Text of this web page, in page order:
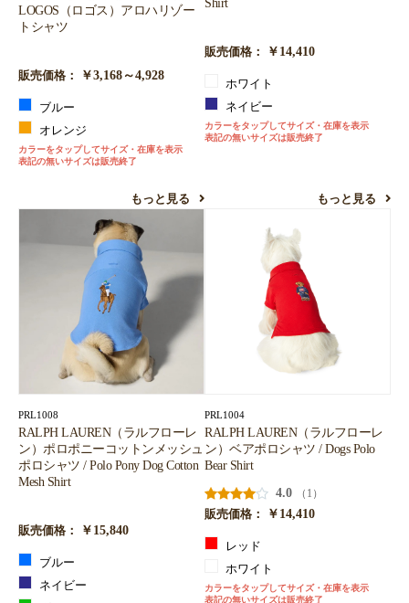
LOGOS（ロゴス）アロハリゾー
トシャツ
販売価格： ￥3,168～4,928
ブルー
オレンジ
カラーをタップしてサイズ・在庫を表示
表記の無いサイズは販売終了
もっと見る
Shirt
販売価格： ￥14,410
ホワイト
ネイビー
カラーをタップしてサイズ・在庫を表示
表記の無いサイズは販売終了
もっと見る
PRL1008
RALPH LAUREN（ラルフローレ
ン）ポロポニーコットンメッシュ
ポロシャツ / Polo Pony Dog Cotton
Mesh Shirt
販売価格： ￥15,840
ブルー
ネイビー
PRL1004
RALPH LAUREN（ラルフローレ
ン）ベアポロシャツ / Dogs Polo
Bear Shirt
4.0
（1）
販売価格：
￥14,410
レッド
ホワイト
カラーをタップしてサイズ・在庫を表示
表記の無いサイズは販売終了